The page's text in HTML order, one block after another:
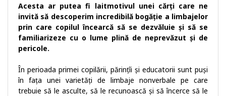
Acesta ar putea fi laitmotivul unei cărţi care ne
invită să descoperim incredibilă bogăţie a limbajelor
prin care copilul încearcă să se dezvăluie şi să se
familiarizeze cu o lume plină de neprevăzut şi de
pericole.
În perioada primei copilării, părinţîi şi educatorii sunt puşi
în faţa unei varietăţi de limbaje nonverbale pe care
trebuie să le asculte, să le recunoască şi să încerce să le